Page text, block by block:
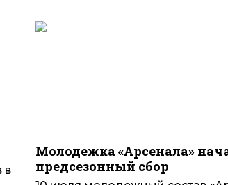
в
Молодежка «Арсенала»
предсезонный сбор